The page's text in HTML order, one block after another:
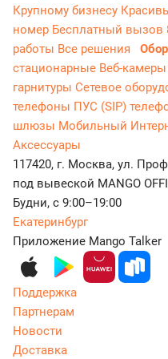
Крупному бизнесу
номер Бесплатный вызов
работы Все решения
стационарные Веб-камеры
гарнитуры Сетевое
телефоны ПУС (SIP)
шлюзы Мобильный
Аксессуары
117420, г. Москва, ул.
под вывеской MANGO
Будни, с 9:00–19:00
Екатеринбург
Приложение Mango Talker
Поддержка
Партнерам
Новости
Доставка